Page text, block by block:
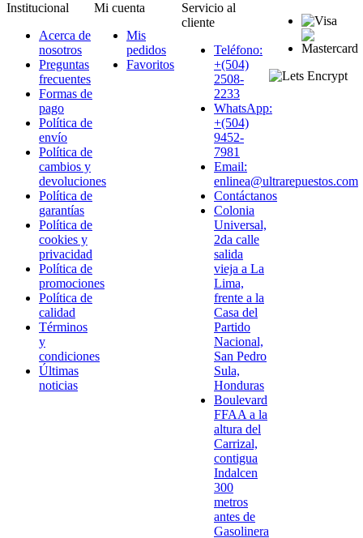
Institucional
Acerca de
nosotros
Preguntas
frecuentes
Formas de
pago
Política de
envío
Política de
cambios y
devoluciones
Política de
garantías
Política de
cookies y
privacidad
Política de
promociones
Política de
calidad
Términos
y
condiciones
Últimas
noticias
Mi cuenta
Mis
pedidos
Favoritos
Servicio al
cliente
Teléfono:
+(504)
2508-
2233
WhatsApp:
+(504)
9452-
7981
Email:
enlinea@ultrarepuestos.com
Contáctanos
Colonia
Universal,
2da calle
salida
vieja a La
Lima,
frente a la
Casa del
Partido
Nacional,
San Pedro
Sula,
Honduras
Boulevard
FFAA a la
altura del
Carrizal,
contigua
Indalcen
300
metros
antes de
Gasolinera